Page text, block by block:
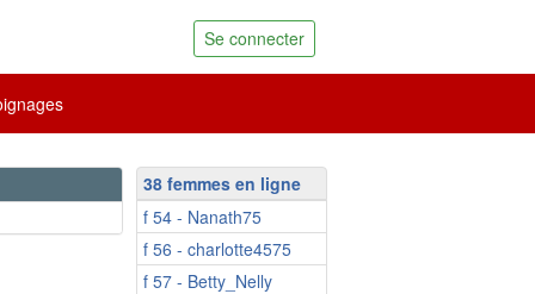
Se connecter
38 femmes en ligne
f 54 - Nanath75
f 56 - charlotte4575
f 57 - Betty_Nelly